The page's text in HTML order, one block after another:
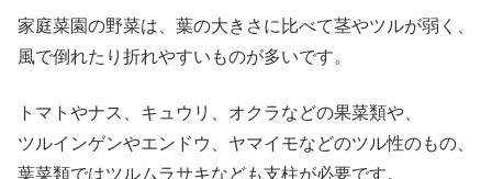
家庭菜園の野菜は、葉の大きさに比べて茎やツルが弱く、
風で倒れたり折れやすいものが多いです。
トマトやナス、キュウリ、オクラなどの果菜類や、
ツルインゲンやエンドウ、ヤマイモなどのツル性のもの、
葉菜類ではツルムラサキなども支柱が必要です。